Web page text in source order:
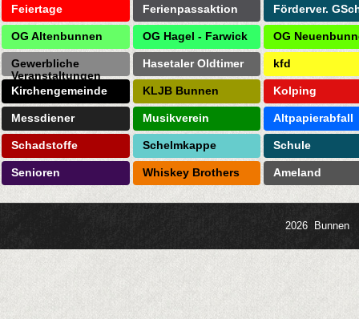
Feiertage Ferienpassaktion Förderver.
OG Altenbunnen OG Hagel - Farwick OG
Gewerbliche
Veranstaltungen
Hasetaler Oldtimer kfd
Kirchengemeinde KLJB Bunnen Kolping
Messdiener Musikverein Altpapierabfall
Schadstoffe Schelmkappe Schule
Senioren Whiskey Brothers Ameland
2026 Bunnen